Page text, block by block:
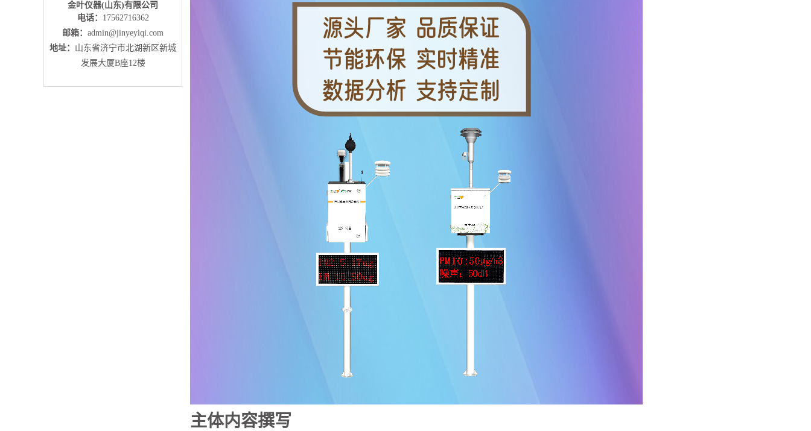
金叶仪器(山东)有限公司
电话： 17562716362
邮箱： admin@jinyeyiqi.com
地址： 山东省济宁市北湖新区新城
发展大厦B座12楼
主体内容撰写